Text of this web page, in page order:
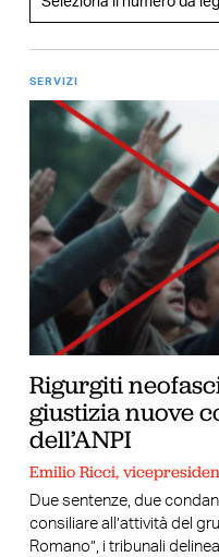
SERVIZI
Rigurgiti
giustizia nuove
dell’ANPI
Emilio Ricci,
Due sentenze, due
consiliare all’attività del
Romano”, i tribunali